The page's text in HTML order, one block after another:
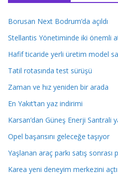
Borusan Next Bodrum’da açıldı
Stellantis Yönetiminde iki önemli
Hafif ticaride yerli üretim model
Tatil rotasında test sürüşü
Zaman ve hız yeniden bir arada
En Yakıt’tan yaz indirimi
Karsan’dan Güneş Enerji Santrali
Opel başarısını geleceğe taşıyor
Yaşlanan araç parkı satış sonrası
Karea yeni deneyim merkezini açtı